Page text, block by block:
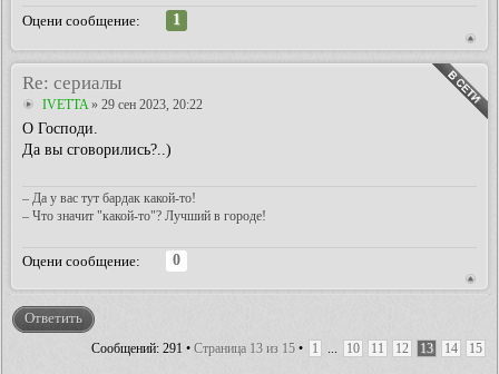
Оцени сообщение:
1
Re: сериалы
IVETTA » 29 сен 2023, 20:22
О Господи.
Да вы сговорились?..)
– Да у вас тут бардак какой-то!
– Что значит "какой-то"? Лучший в городе!
Оцени сообщение:
0
Ответить
Сообщений: 291 • Страница 13 из 15 • 1 ... 10 11 12 13 14 15